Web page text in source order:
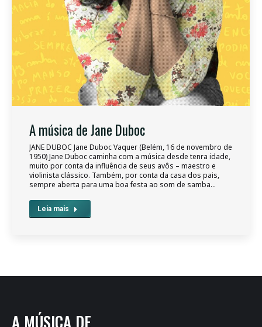
A música de Jane Duboc
JANE DUBOC Jane Duboc Vaquer (Belém, 16 de novembro de
1950) Jane Duboc caminha com a música desde tenra idade,
muito por conta da influência de seus avôs – maestro e
violinista clássico. Também, por conta da casa dos pais,
sempre aberta para uma boa festa ao som de samba…
Leia mais
A MÚSICA DE